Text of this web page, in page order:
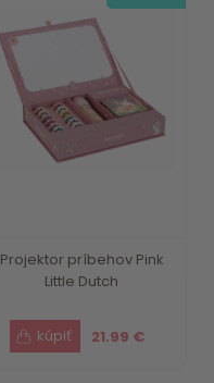
Projektor príbehov Pink
Little Dutch
21.99 €